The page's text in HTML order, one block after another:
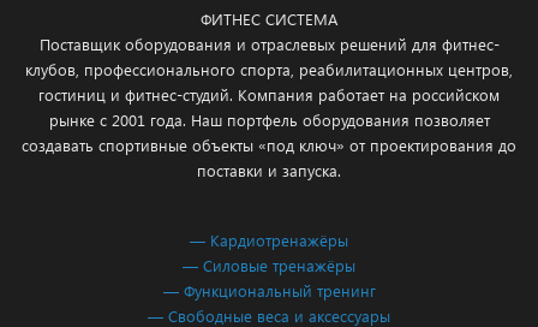
ФИТНЕС СИСТЕМА
Поставщик оборудования и отраслевых решений для фитнес-
клубов, профессионального спорта, реабилитационных центров,
гостиниц и фитнес-студий. Компания работает на российском
рынке с 2001 года. Наш портфель оборудования позволяет
создавать спортивные объекты «под ключ» от проектирования до
поставки и запуска.
— Кардиотренажёры
— Силовые тренажёры
— Функциональный тренинг
— Свободные веса и аксессуары